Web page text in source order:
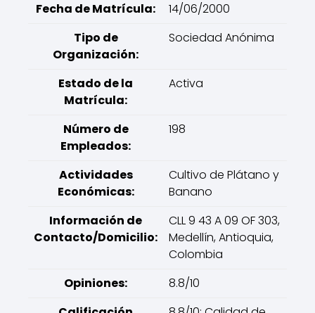
Fecha de Matrícula:
14/06/2000
Tipo de
Organización:
Sociedad Anónima
Estado de la
Matrícula:
Activa
Número de
Empleados:
198
Actividades
Económicas:
Cultivo de Plátano y
Banano
Información de
Contacto/Domicilio:
CLL 9 43 A 09 OF 303,
Medellín, Antioquia,
Colombia
Opiniones:
8.8/10